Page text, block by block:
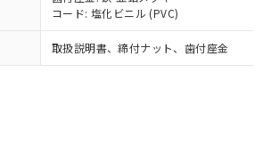
コード: 塩化ビニル (PVC)
取扱説明書、締付ナット、歯付座金
）をご利用いただくには、I-Web
バーズにご登録されている必要が
が当ウェブサイト上で当社にご
年数を意味します。
確認です。当社販売部門へお問
ださい。
輸出するおそれがある場合は、取
きをいたしません。
情報を公開していない機種